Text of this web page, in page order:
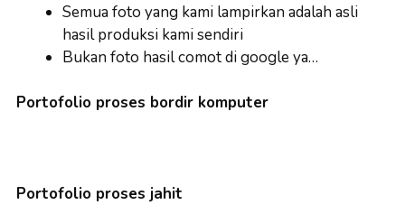
Semua foto yang kami lampirkan adalah asli
hasil produksi kami sendiri
Bukan foto hasil comot di google ya…
Portofolio proses bordir komputer
Portofolio proses jahit